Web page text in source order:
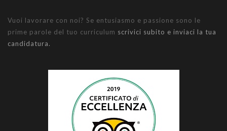
Vuoi lavorare con noi? Se entusiasmo e passione sono le
prime parole del tuo curriculum scrivici subito e inviaci la tua
candidatura.